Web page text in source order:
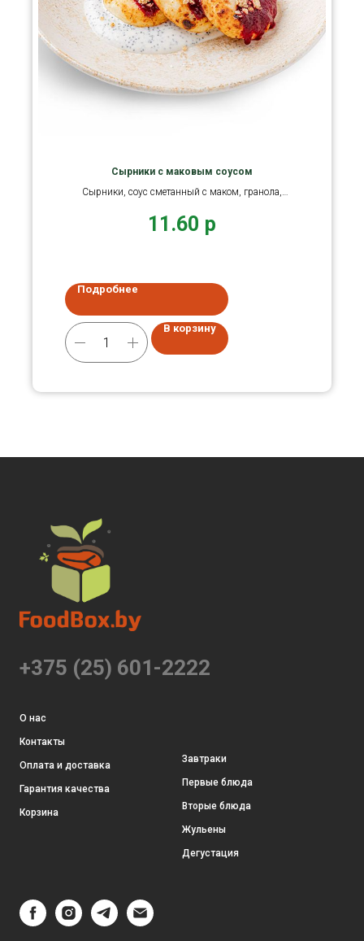
Сырники с маковым соусом
Сырники, соус сметанный с маком, гранола,
11.60 р
Подробнее
В корзину
+375 (25) 601-2222
О нас
Контакты
Оплата и доставка
Гарантия качества
Корзина
Завтраки
Первые блюда
Вторые блюда
Жульены
Дегустация